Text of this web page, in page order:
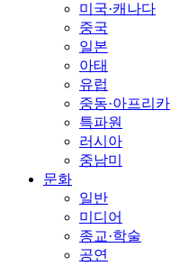
미국·캐나다
중국
일본
아태
유럽
중동·아프리카
특파원
러시아
중남미
문화
일반
미디어
종교·학술
공연